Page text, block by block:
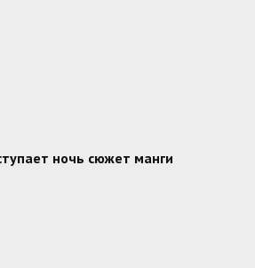
ночь сюжет манги